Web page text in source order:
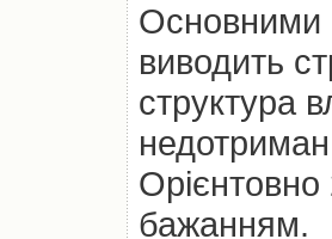
Основними
виводить
структура
бажанням.